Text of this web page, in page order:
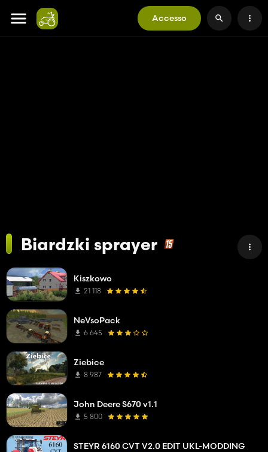
Accesso
Biardzki sprayer
Kiszkowo
21 118
NeVsoPack
6 645
Ziebice
8 987
John Deere S670 v1.1
5 800
STEYR 6160 CVT V2.0 EDIT UKL-MODDING